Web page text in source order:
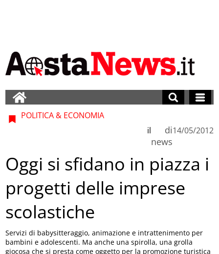
POLITICA & ECONOMIA
di
news
il 14/05/2012
Oggi si sfidano in piazza i
progetti delle imprese
scolastiche
Servizi di babysitteraggio, animazione e intrattenimento per
bambini e adolescenti. Ma anche una spirolla, una grolla
giocosa che si presta come oggetto per la promozione turistica